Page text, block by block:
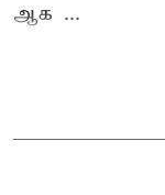
ஆக ...